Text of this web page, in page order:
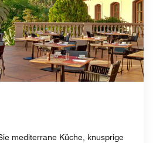
mediterrane Küche, knusprige